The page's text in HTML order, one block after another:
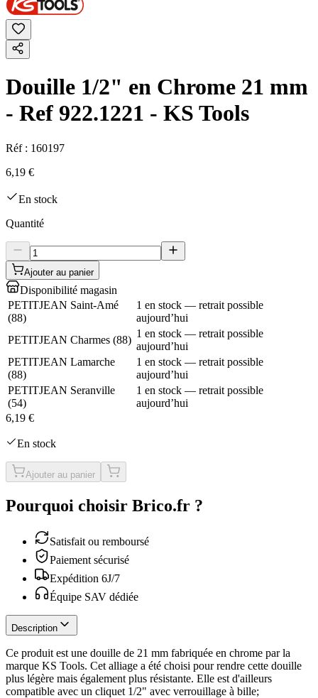
Douille 1/2" en Chrome 21 mm
- Ref 922.1221 - KS Tools
Réf : 160197
6,19 €
En stock
Quantité
Ajouter au panier
Disponibilité magasin
PETITJEAN Saint-Amé
(88)
1 en stock — retrait possible
aujourd’hui
PETITJEAN Charmes (88)
1 en stock — retrait possible
aujourd’hui
PETITJEAN Lamarche
(88)
1 en stock — retrait possible
aujourd’hui
PETITJEAN Seranville
(54)
1 en stock — retrait possible
aujourd’hui
6,19 €
En stock
Ajouter au panier
Pourquoi choisir Brico.fr ?
Satisfait ou remboursé
Paiement sécurisé
Expédition 6J/7
Équipe SAV dédiée
Description
Ce produit est une douille de 21 mm fabriquée en chrome par la
marque KS Tools. Cet alliage a été choisi pour rendre cette douille
plus légère mais également plus résistante. Elle est d'ailleurs
compatible avec un cliquet 1/2" avec verrouillage à bille;